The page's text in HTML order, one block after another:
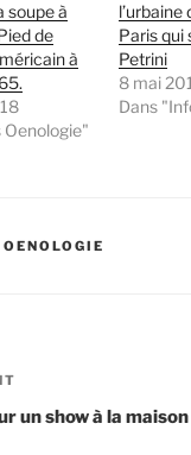
soupe à
de
à
Oenologie"
l’urbaine
Paris qui
Petrini
8 mai
Dans
un show à la maison